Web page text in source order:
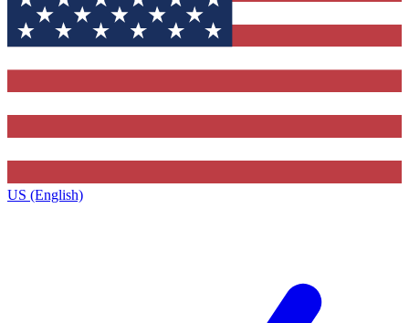
US (English)